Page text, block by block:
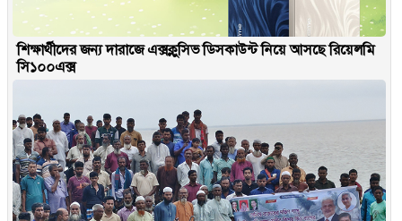
শিক্ষার্থীদের জন্য দারাজে এক্সক্লুসিভ ডিসকাউন্ট নিয়ে আসছে রিয়েলমি
সি১০০এক্স